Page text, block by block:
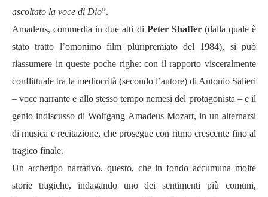
ascoltato la voce di Dio”.
Amadeus, commedia in due atti di Peter Shaffer(dalla quale è
stato tratto l’omonimo film pluripremiato del 1984), si può
riassumere in queste poche righe: con il rapporto visceralmente
conflittuale tra la mediocrità (secondo l’autore) di Antonio Salieri
– voce narrante e allo stesso tempo nemesi del protagonista – e il
genio indiscusso di Wolfgang Amadeus Mozart, in un alternarsi
di musica e recitazione, che prosegue con ritmo crescente fino al
tragico finale.
Un archetipo narrativo, questo, che in fondo accumuna molte
storie tragiche, indagando uno dei sentimenti più comuni,